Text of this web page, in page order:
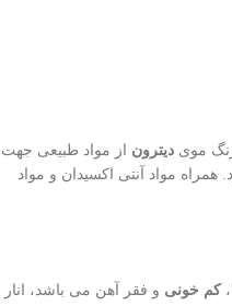
موی دیترون
از مواد طبیعی جهت
مواد آنتی اکسیدان و مواد
کم خونی و فقر آهن می باشد، انار